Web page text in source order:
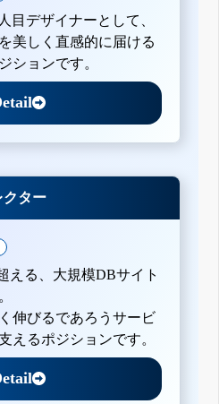
目デザイナーとして、
美しく直感的に届ける
ションです。
クター
える、大規模DBサイト
伸びるであろうサービ
えるポジションです。